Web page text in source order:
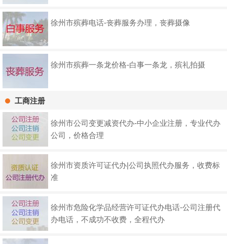
徐州市殡葬电话-丧葬服务办理，丧葬摄像
徐州市殡葬一条龙价格-白事一条龙，殡礼拍摄
工商注册
徐州市公司变更减资代办-中小企业注册，专业代办
公司，价格合理
徐州市资质许可证代办|公司执照代办服务，收费标
准
徐州市危险化学品经营许可证代办电话-公司注册代
办电话，不成功不收费，全程代办